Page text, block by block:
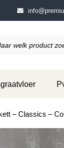
– Classics –